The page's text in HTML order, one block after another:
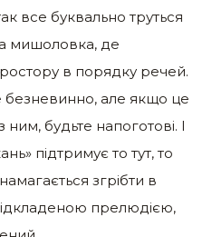
все буквально труться
мишоловка, де
в порядку речей.
але якщо це
будьте напоготові. І
підтримує то тут, то
згрібти в
прелюдією,